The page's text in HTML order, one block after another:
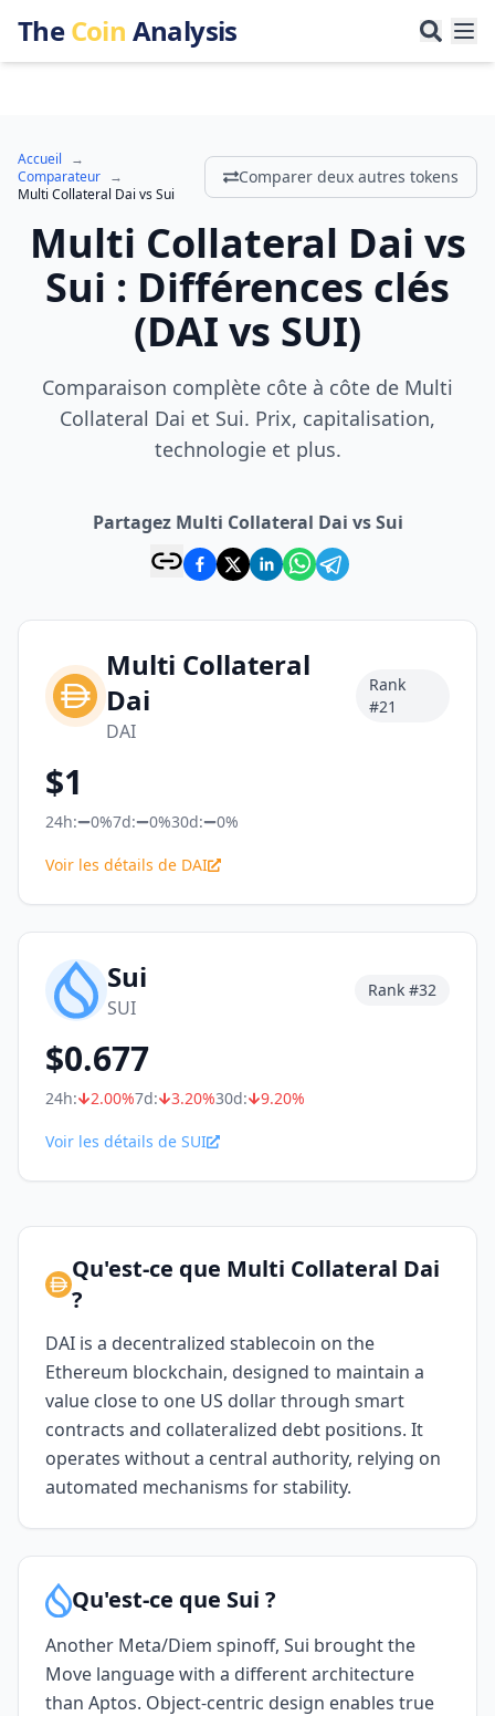
TheCoin Analysis
Accueil
→
Comparateur →
Multi Collateral Dai vsSui
Comparer deux autres tokens
Multi Collateral Dai vs
Sui : Différences clés
(DAI vs SUI)
Comparaison complète côte à côte de Multi
Collateral Dai et Sui. Prix, capitalisation,
technologie et plus.
Partagez Multi Collateral Dai vs Sui
Multi Collateral
Dai
DAI
Rank
#21
$1
24h: 0%7d: 0%30d: 0%
Voir les détails de DAI
Sui
SUI
Rank #32
$0.677
24h: 2.00%7d: 3.20%30d: 9.20%
Voir les détails de SUI
Qu'est-ce que Multi Collateral Dai
?
DAI is a decentralized stablecoin on the
Ethereum blockchain, designed to maintain a
value close to one US dollar through smart
contracts and collateralized debt positions. It
operates without a central authority, relying on
automated mechanisms for stability.
Qu'est-ce que Sui ?
Another Meta/Diem spinoff, Sui brought the
Move language with a different architecture
than Aptos. Object-centric design enables true